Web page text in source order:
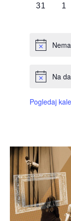
0
31
0
1
Na
Pogledaj